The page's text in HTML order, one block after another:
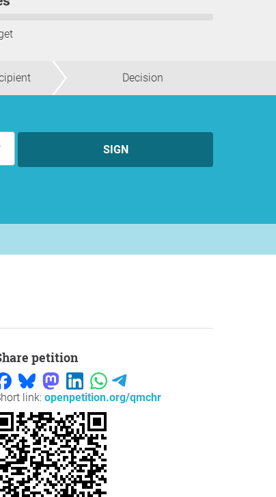
Decision
SIGN
Share petition
link: openpetition.org/qmchr